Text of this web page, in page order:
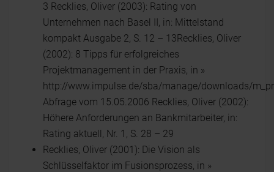
3 Recklies, Oliver (2003): Rating von
Unternehmen nach Basel II, in: Mittelstand
kompakt Ausgabe 2, S. 12 – 13Recklies, Oliver
(2002): 8 Tipps für erfolgreiches
Projektmanagement in der Praxis, in »
http://www.impulse.de/sba/manage/downloads/
Abfrage vom 15.05.2006 Recklies, Oliver (2002):
Höhere Anforderungen an Bankmitarbeiter, in:
Rating aktuell, Nr. 1, S. 28 – 29
Recklies, Oliver (2001): Die Vision als
Schlüsselfaktor im Fusionsprozess, in »